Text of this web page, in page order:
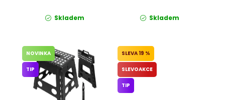
Skladem Skladem
NOVINKA
TIP
19 %
SLEVOAKCE
TIP